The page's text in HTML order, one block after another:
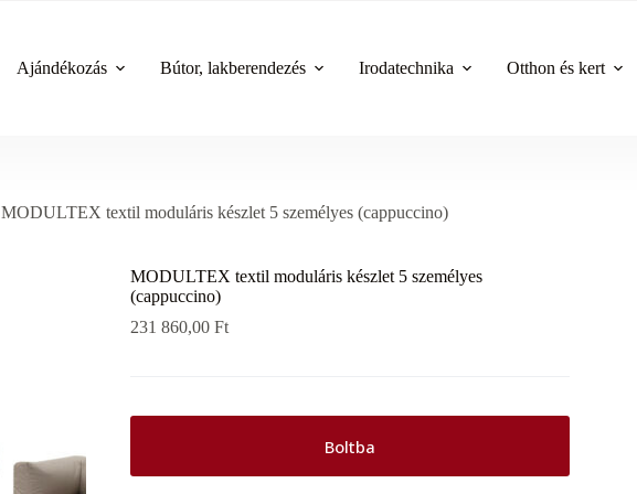
Ajándékozás
Bútor, lakberendezés Irodatechnika Otthon és kert
MODULTEX textil moduláris készlet 5 személyes (cappuccino)
MODULTEX textil moduláris készlet 5 személyes
(cappuccino)
231 860,00Ft
Boltba